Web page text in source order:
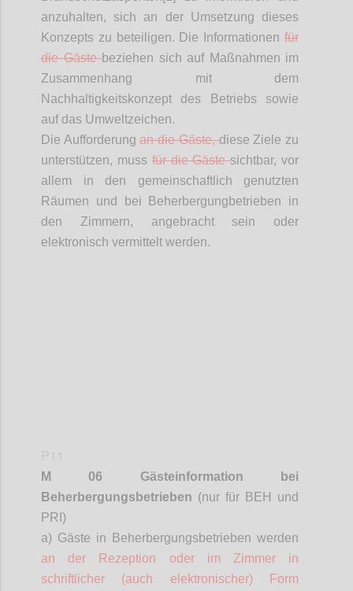
anzuhalten, sich an der Umsetzung dieses
Konzepts zu beteiligen. Die Informationen für
die Gästebeziehen sich auf Maßnahmen im
Zusammenhang mit dem
Nachhaltigkeitskonzept des Betriebs sowie
auf das Umweltzeichen.
Die Aufforderungan die Gäste,diese Ziele zu
unterstützen, muss für die Gästesichtbar, vor
allem in den gemeinschaftlich genutzten
Räumen und bei
Beherbergungbetrieben in
den Zimmern, angebracht sein oder
elektronisch vermittelt werden.
M 06 Gästeinformation bei
Beherbergungsbetrieben (nur für BEH und
PRI)
a) Gäste in Beherbergungsbetrieben werden
an der Rezeption oder im Zimmer in
schriftlicher (auch elektronischer) Form